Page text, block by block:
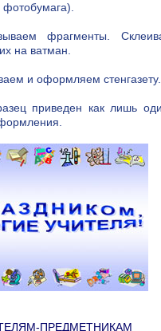
фрагменты.
на ватман.
и оформляем стенгазету.
приведен как лишь
ПРЕДМЕТНИКАМ